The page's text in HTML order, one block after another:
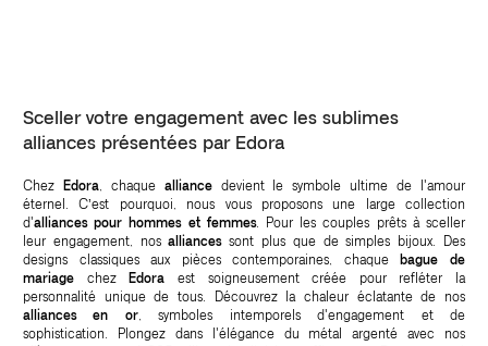
Sceller votre engagement avec les sublimes
alliances présentées par Edora
Chez Edora, chaque alliancedevient le symbole ultime de l'amour
éternel. C’est pourquoi, nous vous proposons une large collection
d'alliances pour hommes et femmes. Pour les couples prêts à sceller
leur engagement, nosalliancessont plus que de simples bijoux. Des
designs classiques aux pièces contemporaines, chaque
bague de
mariage chez Edora est soigneusement créée pour refléter la
personnalité unique de tous. Découvrez la chaleur éclatante de nos
alliances en or, symboles intemporels d'engagement et de
sophistication. Plongez dans l'élégance du métal argenté avec nos